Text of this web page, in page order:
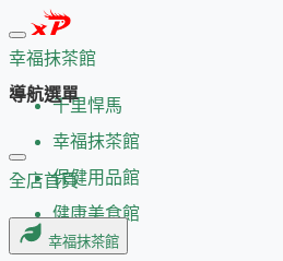
幸福抹茶館
千里悍馬
幸福抹茶館
保健用品館
健康美食館
導航選單
全店首頁
幸福抹茶館